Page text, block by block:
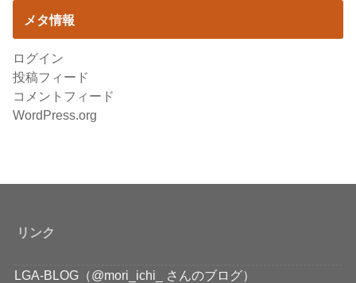
メタ情報
ログイン
投稿フィード
コメントフィード
WordPress.org
リンク
LGA-BLOG（@mori_ichi_ さんのブログ）